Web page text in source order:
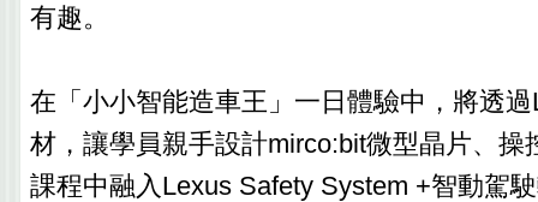
有趣。
在「小小智能造車王」一日體驗中，將透
材，讓學員親手設計mirco:bit微型晶片、操
課程中融入Lexus Safety System +智動駕